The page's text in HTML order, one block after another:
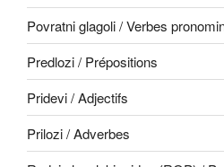
Povratni glagoli / Verbes
Predlozi / Prépositions
Pridevi / Adjectifs
Prilozi / Adverbes